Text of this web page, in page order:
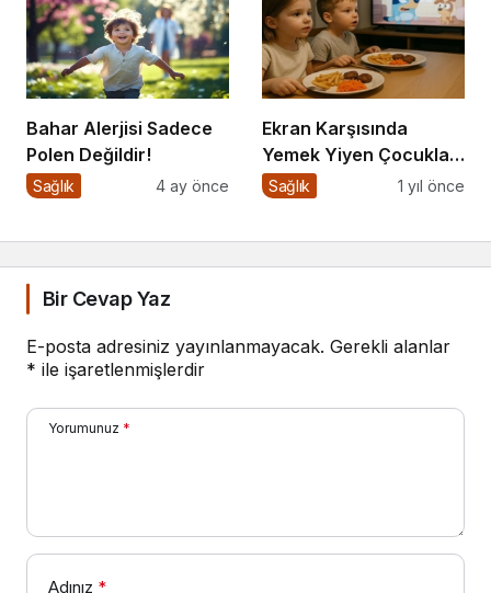
Bahar Alerjisi Sadece
Polen Değildir!
Sağlık 4 ay önce
Ekran Karşısında
Yemek Yiyen Çocuklar:
Sessiz Tehlike
Sağlık 1 yıl önce
Bir Cevap Yaz
E-posta adresiniz yayınlanmayacak. Gerekli alanlar
* ile işaretlenmişlerdir
Yorumunuz *
Adınız *